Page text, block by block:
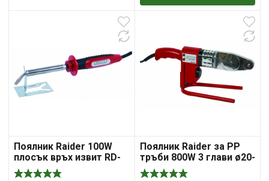
Поялник Raider 100W
плосък връх извит RD-
SI06
Поялник Raider за PP
тръби 800W 3 глави ø20-
32mm RD-PW01L